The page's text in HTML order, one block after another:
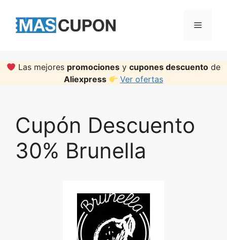
content
Menu
Las mejores promociones ycupones descuento de
Aliexpress
Ver ofertas
Cupón Descuento
30% Brunella